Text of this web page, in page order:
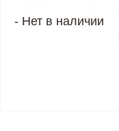
- Нет в наличии